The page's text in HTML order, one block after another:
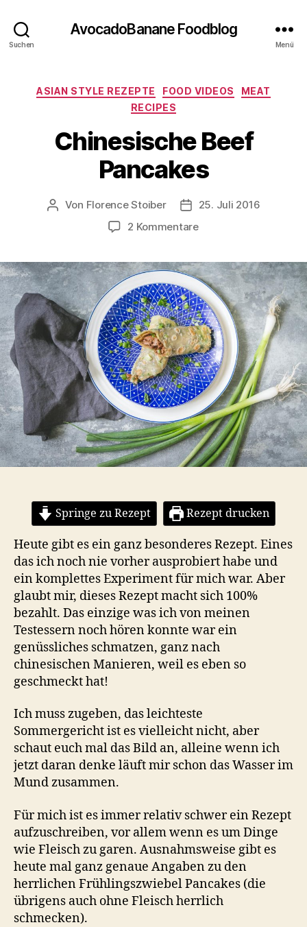
Suchen
AvocadoBanane Foodblog
Menü
Kategorien
ASIAN STYLE REZEPTE FOOD VIDEOS
MEAT
RECIPES
Chinesische Beef
Pancakes
Beitragsautor
Von Florence Stoiber Veröffentlichungsdatum
25. Juli 2016
2 Kommentarezu
Pancakes
Springe zu Rezept Rezept drucken
Heute gibt es ein ganz besonderes Rezept. Eines
das ich noch nie vorher ausprobiert habe und
ein komplettes Experiment für mich war. Aber
glaubt mir, dieses Rezept macht sich 100%
bezahlt. Das einzige was ich von meinen
Testessern noch hören konnte war ein
genüssliches schmatzen, ganz nach
chinesischen Manieren, weil es eben so
geschmeckt hat!
Ich muss zugeben, das leichteste
Sommergericht ist es vielleicht nicht, aber
schaut euch mal das Bild an, alleine wenn ich
jetzt daran denke läuft mir schon das Wasser im
Mund zusammen.
Für mich ist es immer relativ schwer ein Rezept
aufzuschreiben, vor allem wenn es um Dinge
wie Fleisch zu garen. Ausnahmsweise gibt es
heute mal ganz genaue Angaben zu den
herrlichen Frühlingszwiebel Pancakes (die
übrigens auch ohne Fleisch herrlich
schmecken).